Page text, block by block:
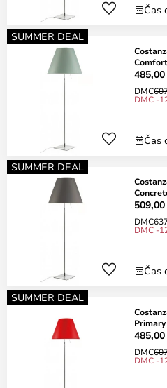
Čas
SUMMER DEAL
DMC
DMC -
Čas
SUMMER DEAL
DMC
DMC -
Čas
SUMMER DEAL
DMC
DMC -